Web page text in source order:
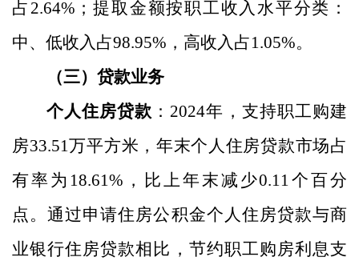
占 2.64% ；提取金额按职工收入水平分类：
中、低收入占98.95% ，高收入占1.05%。
（三）贷款业务
个人住房贷款 ： 2024年，支持职工购建
房33.51万平方米，年末个人住房贷款市场占
有率为 18.61% ，比上年末减少0.11个百分
点。通过申请住房公积金个人住房贷款与商
业银行住房贷款相比， 节约职工购房利息支